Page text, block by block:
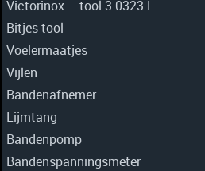
Victorinox – tool 3.0323.L
Bitjes tool
Voelermaatjes
Vijlen
Bandenafnemer
Lijmtang
Bandenpomp
Bandenspanningsmeter